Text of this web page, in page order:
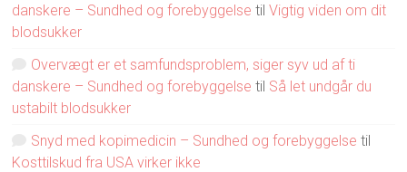
danskere – Sundhed og forebyggelse tilVigtig viden om dit
blodsukker
Overvægt er et samfundsproblem, siger syv ud af ti
danskere – Sundhed og forebyggelse til Så let undgår du
ustabilt blodsukker
Snyd med kopimedicin – Sundhed og forebyggelse til
Kosttilskud fra USA virker ikke